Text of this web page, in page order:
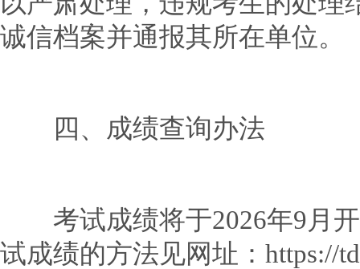
诚信档案并通报其所在单位。
四、成绩查询办法
考试成绩将于2026年9月开
试成绩的方法见网址：https://